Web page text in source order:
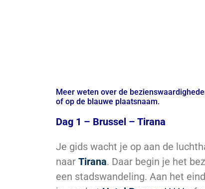
Meer weten over de
of op de blauwe plaatsnaam.
Dag 1 – Brussel – Tirana
Je gids wacht je op aan de
naar Tirana. Daar begin je het
een stadswandeling. Aan het